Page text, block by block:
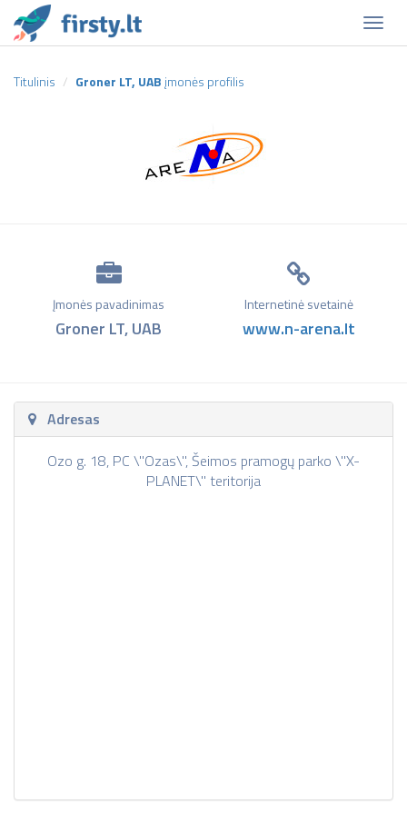
Titulinis Groner LT, UAB įmonės profilis
Įmonės pavadinimas
Groner LT, UAB
Internetinė svetainė
www.n-arena.lt
Adresas
Ozo g. 18, PC \"Ozas\", Šeimos pramogų parko \"X-
PLANET\" teritorija